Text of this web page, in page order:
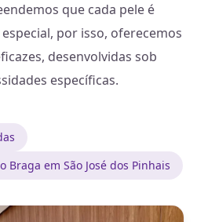
que cada pele é
por isso, oferecemos
desenvolvidas sob
específicas.
em São José dos Pinhais